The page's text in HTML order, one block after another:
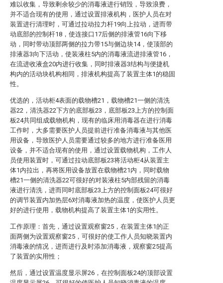
难以收集，导致剩余较少的消毒液进行销毁，导致浪费，
并不适合现有的使用，通过设置排液机构，医护人员在对
装置进行清理时，可通过拉动拉力杆19向上拉动，进而带
动底部的控制杆18，使连接口17后侧的排液管16向下移
动，同时带动顶部两侧的拉力带15与侧边块14，使顶部的
排液器3向下活动，使装液柱5内的消毒液流进排液管16，
在流进收液盒20内进行收集，同时排液器3结构与便捷机
构内的活动块机构相同，排液机构提高了装置主体1的稳固
性。
优选的，活动柜4表面的载物槽21，载物槽21一侧的清洗
器22，清洗器22下方的底部板23，底部板23上方的控制面
板24共同组成载物机构，现有的临床用消毒器在进行消毒
工作时，大多需要医护人员提前进行准备消毒液与其他医
用设备，导致医护人员需要通过较多的地方进行准备医用
设备，并不适合现有的使用，通过设置载物机构，工作人
员使用装置时，可通过拉动底部板23将活动柜4从装置主
体1内拉出，再将医用设备放置在载物槽21内，同时载物
槽21一侧的清洗器22可很好的对装液柱5内部残留的消毒
液进行清洗，进而同时底部板23上方的控制面板24可很好
的调节装置内加热层6对消毒液加热的温度，使医护人员更
好的进行使用，载物机构提高了装置主体1的实用性。
工作原理：首先，通过设置观察窗25，在装置主体1的正
面两侧为设置观察窗25，可很好的使工作人员知晓装置内
消毒液的情况，进而进行及时添加消毒液，观察窗25提高
了装置的实用性；
然后，通过设置温度显示屏26，在控制面板24的顶部设置